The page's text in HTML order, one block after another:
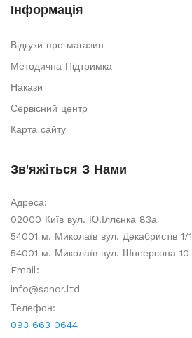
Інформація
Відгуки про магазин
Методична Підтримка
Накази
Сервісний центр
Карта сайту
Зв'яжіться З Нами
Адреса:
02000 Київ вул. Ю.Іллєнка 83а
54001 м. Миколаїв вул. Декабристів 1/1
54001 м. Миколаїв вул. Шнеерсона 10
Email:
info@sanor.ltd
Телефон:
093 663 0644